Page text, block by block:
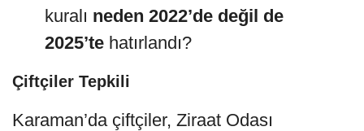
kuralı neden 2022’de değil de
2025’te hatırlandı?
Çiftçiler Tepkili
Karaman’da çiftçiler, Ziraat Odası